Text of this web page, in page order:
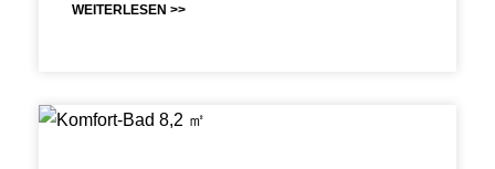
WEITERLESEN >>